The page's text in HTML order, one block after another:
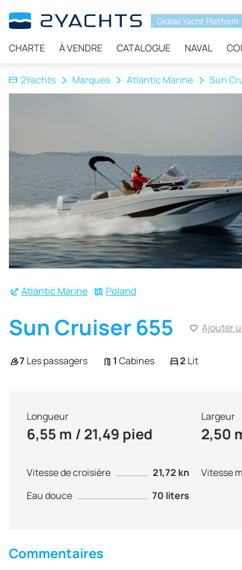
Global Yacht Platform
CHARTE À VENDRE CATALOGUE NAVAL
2Yachts Marques Atlantic Marine Sun
Atlantic Marine Poland
Sun Cruiser 655 Ajouter
7 Les passagers 1 Cabines 2 Lit
Longueur
6,55 m / 21,49 pied
Largeur
2,50
Vitesse de croisière 21,72 kn Vitesse
Eau douce
70 liters
Commentaires